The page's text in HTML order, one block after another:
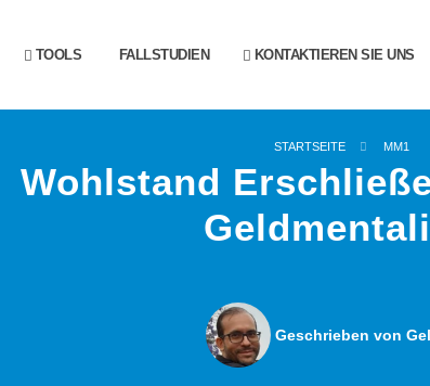
TOOLS FALLSTUDIEN KONTAKTIEREN SIE UNS
STARTSEITE MM1
Wohlstand
Geschrieben von